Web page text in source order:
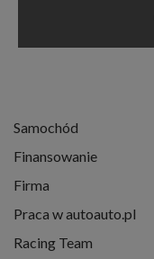
Samochód
Finansowanie
Firma
Praca w autoauto.pl
Racing Team